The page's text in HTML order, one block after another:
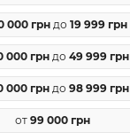
000 грндо 19 999 грн
000 грн до 49 999 грн
000 грн до 98 999 грн
от 99 000 грн